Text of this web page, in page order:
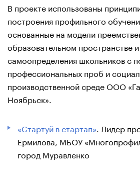
В проекте использованы
построения профильного
основанные на модели
образовательном пространстве
самоопределения школьников с
профессиональных проб и
производственной среде ООО
Ноябрьск».
«Стартуй в стартап» . Лидер
Ермилова, МБОУ
город Муравленко